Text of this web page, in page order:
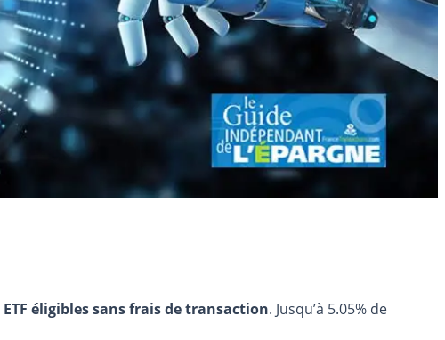
ETF éligibles sans frais de transaction. Jusqu’à 5.05% de